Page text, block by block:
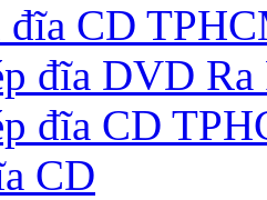
đĩa CD
đĩa DVD
đĩa CD
CD